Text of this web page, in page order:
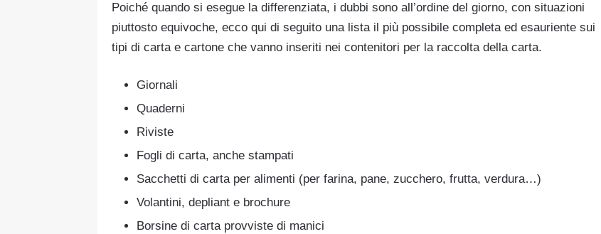
Poiché quando si esegue la differenziata, i dubbi sono all’ordine del giorno, con situazioni
piuttosto equivoche, ecco qui di seguito una lista il più possibile completa ed esauriente sui
tipi di carta e cartone che vanno inseriti nei contenitori per la raccolta della carta.
Giornali
Quaderni
Riviste
Fogli di carta, anche stampati
Sacchetti di carta per alimenti (per farina, pane, zucchero, frutta, verdura…)
Volantini, depliant e brochure
Borsine di carta provviste di manici